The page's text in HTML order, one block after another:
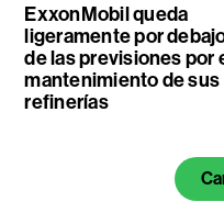
ExxonMobil queda
ligeramente por
de las previsiones por
mantenimiento de sus
refinerías